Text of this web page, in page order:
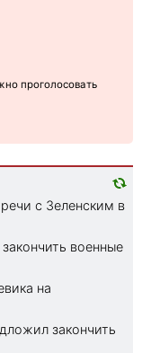
проголосовать
с Зеленским в
военные
на
закончить